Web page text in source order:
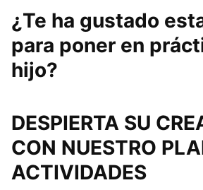
¿Te ha gustado
para poner en
hijo?
DESPIERTA SU
CON NUESTRO
ACTIVIDADES